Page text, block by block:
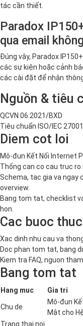
tác cần thiết.
Paradox
qua email
Đúng vậy, Paradox
các sự kiện hoặc cảnh
các cài đặt để nhận
Nguồn & tiêu
QCVN 06:2021/BXD
Tiêu chuẩn ISO/IEC 27001
Diem cot loi
Mô-đun Kết Nối Internet
Thống can co cau truc ro
Schema, tac gia va ngay
overview.
Bang tom tat, checklist
hon.
Cac buoc
Xac dinh nhu cau va
Doc phan tom tat, bang
Kiem tra FAQ, nguon
Bang tom tat
Hang muc Gia tri
Chu de
Mô-đun
Mật cho
Trang thai noi